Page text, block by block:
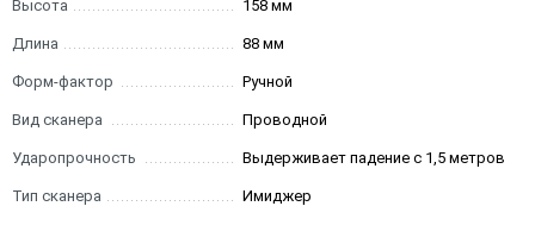
Высота 158 мм
Длина 88 мм
Форм-фактор Ручной
Вид сканера Проводной
Ударопрочность Выдерживает падение с 1,5 метров
Тип сканера Имиджер